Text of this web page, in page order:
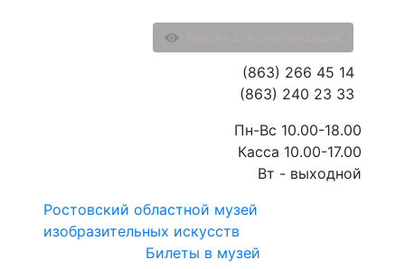
Ростовский областной музей
изобразительных искусств
Билеты в музей
(863) 266 45 14
(863) 240 23 33
Пн-Вс 10.00-18.00
Касса 10.00-17.00
Вт - выходной